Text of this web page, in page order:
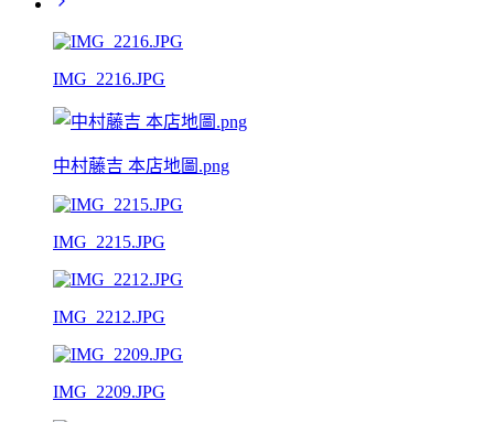
IMG_2216.JPG
中村藤吉 本店地圖.png
IMG_2215.JPG
IMG_2212.JPG
IMG_2209.JPG